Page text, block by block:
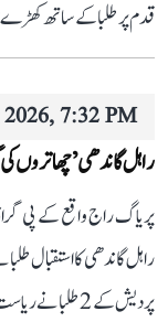
قدم پر طلبا کے ساتھ
7:32 PM
راہل گاندھی ’چھاتروں
پریاگ راج واقع کے پی
راہل گاندھی کا استقبال
پردیش کے 2